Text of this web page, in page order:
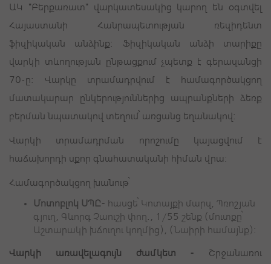
ԱԿ "Բերքառատ" վարկատեսակից կարող են օգտվել
Հայաստանի Հանրապետության ռեզիդենտ
ֆիզիկական անձինք: Ֆիզիկական անձի տարիքը
վարկի տևողության ընթացքում չպետք է գերազանցի
70-ը: Վարկը տրամադրվում է համագործակցող
մատակարար ընկերություններից ապրանքների ձեռք
բերման նպատակով տեղում՝ առցանց եղանակով:
Վարկի տրամադրման որոշումը կայացվում է
հաճախորդի սքոր գնահատականի հիման վրա:
Համագործակցող խանութ՝
Մոտոբլոկ ՍՊԸ- հասցե՝ Կոտայքի մարզ, Պռոշյան
գյուղ, Գևորգ Չաուշի փող., 1/55 շենք (մուտքը՝
Աշտարակի խճուղու կողմից), (Նաիրի համայնք):
Վարկի առավելագույն ժամկետ - Շրջանառու